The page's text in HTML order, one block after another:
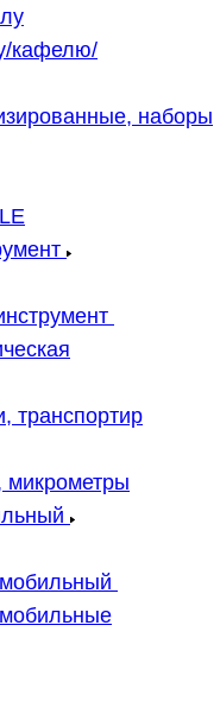
кафелю/
наборы
транспортир
микрометры